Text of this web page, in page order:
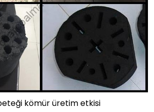
kömür üretim etkisi